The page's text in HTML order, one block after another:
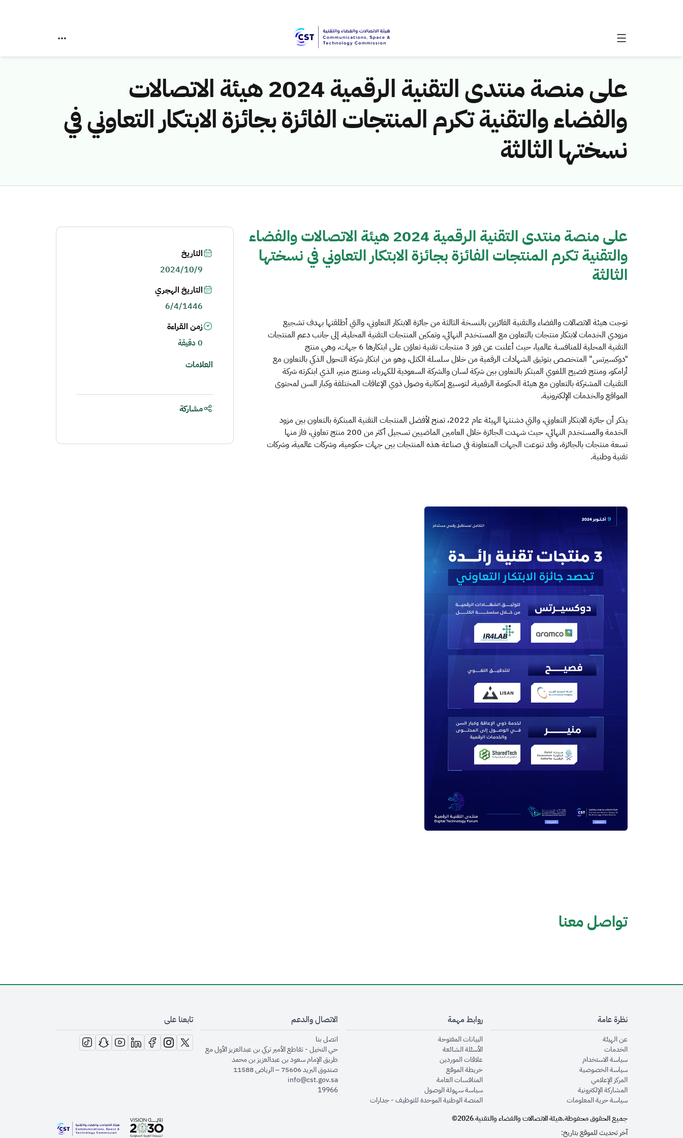
على منصة منتدى التقنية الرقمية 2024 هيئة الاتصالات
والفضاء والتقنية تكرم المنتجات الفائزة بجائزة الابتكار التعاوني في
نسختها الثالثة
على منصة منتدى التقنية الرقمية 2024 هيئة الاتصالات والفضاء
والتقنية تكرم المنتجات الفائزة بجائزة الابتكار التعاوني في نسختها
الثالثة
توجت هيئة الاتصالات والفضاء والتقنية الفائزين بالنسخة الثالثة من جائزة الابتكار التعاوني، والتي أطلقتها بهدف تشجيع
مزودي الخدمات لابتكار منتجات بالتعاون مع المستخدم النهائي، وتمكين المنتجات التقنية المحلية، إلى جانب دعم المنتجات
التقنية المحلية للمنافسة عالميا، حيث أعلنت عن فوز 3 منتجات تقنية تعاوَن على ابتكارها 6 جهات، وهي منتج
“دوكسيرتس" المتخصص بتوثيق الشهادات الرقمية من خلال سلسلة الكتل، وهو من ابتكار شركة التحول الذكي بالتعاون مع
أرامكو، ومنتج فصيح اللغوي المبتكر بالتعاون بين شركة لسان والشركة السعودية للكهرباء، ومنتج منير، الذي ابتكرته شركة
التقنيات المشتركة بالتعاون مع هيئة الحكومة الرقمية، لتوسيع إمكانية وصول ذوي الإعاقات المختلفة وكبار السن لمحتوى
المواقع والخدمات الإلكترونية.
يذكر أن جائزة الابتكار التعاوني، والتي دشنتها الهيئة عام 2022، تمنح لأفضل المنتجات التقنية المبتكرة بالتعاون بين مزود
الخدمة والمستخدم النهائي، حيث شهدت الجائزة خلال العامين الماضيين تسجيل أكثر من 200 منتج تعاوني، فاز منها
تسعة منتجات بالجائزة، وقد تنوعت الجهات المتعاونة في صناعة هذه المنتجات بين جهات حكومية، وشركات عالمية، وشركات
تقنية وطنية.
التاريخ
2024/10/9
التاريخ الهجري
6/4/1446
زمن القراءة
0 دقيقة
العلامات
مشاركة
تواصل معنا
نظرة عامة
عن الهيئةopens in new window
الخدماتopens in new window
سياسة الاستخدام
سياسة الخصوصيةopens in new window
المركز الإعلاميopens in new window
المشاركة الإلكترونيةopens in new window
سياسة حرية المعلوماتopens in new window
روابط مهمة
البيانات المفتوحةopens in new window
الأسئلة الشائعةopens in new window
علاقات الموردينopens in new window
خريطة الموقعopens in new window
المنافسات العامةopens in new window
سياسة سهولة الوصولopens in new window
المنصة الوطنية الموحدة للتوظيف - جداراتopens in new window
الاتصال والدعم
اتصل بنا
حي النخيل - تقاطع الأمير تركي بن عبدالعزيز الأول مع
طريق الإمام سعود بن عبدالعزيز بن محمد
صندوق البريد 75606 – الرياض 11588
info@cst.gov.sa
19966
تابعنا على
opens in new window
opens in new window
opens in new window
opens in new window
opens in new window
opens in new window
opens in new window
جميع الحقوق محفوظة.هيئة الاتصالات والفضاء والتقنية.
2026©
آخر تحديث للموقع بتاريخ: